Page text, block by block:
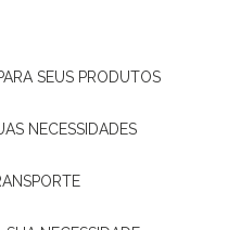
SEUS PRODUTOS
NECESSIDADES